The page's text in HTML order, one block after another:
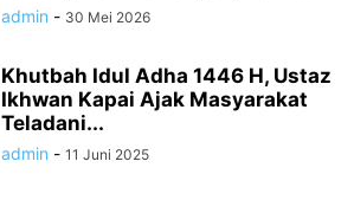
admin - 30 Mei 2026
Khutbah Idul Adha 1446 H, Ustaz
Ikhwan Kapai Ajak Masyarakat
Teladani...
admin - 11 Juni 2025